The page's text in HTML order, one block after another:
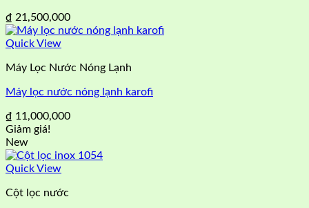
₫ 21,500,000
Quick View
Máy Lọc Nước Nóng Lạnh
Máy lọc nước nóng lạnh karofi
₫ 11,000,000
Giảm giá!
New
Quick View
Cột lọc nước